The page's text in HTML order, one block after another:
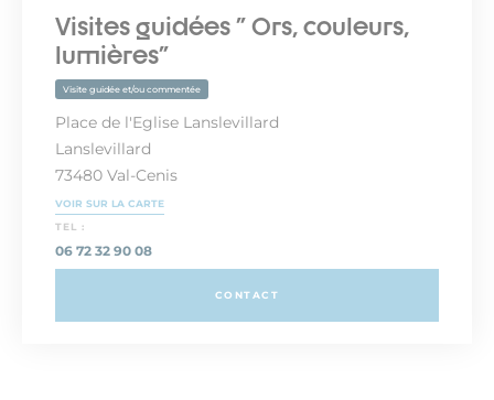
Visites guidées " Ors, couleurs,
lumières"
Visite guidée et/ou commentée
Place de l'Eglise Lanslevillard
Lanslevillard
73480 Val-Cenis
VOIR SUR LA CARTE
TEL :
06 72 32 90 08
CONTACT